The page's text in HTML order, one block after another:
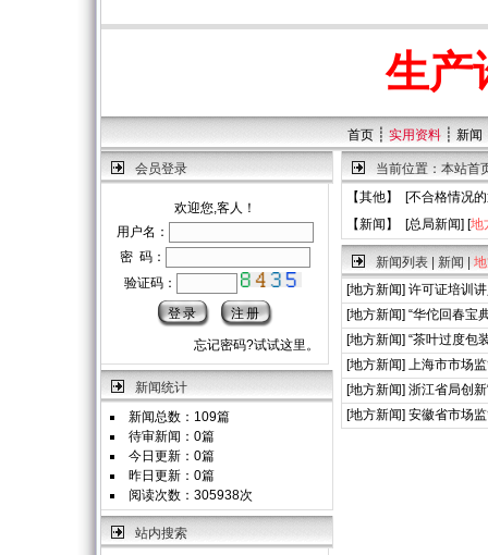
生产
首页 ┊ 实用资料 ┊ 新闻
会员登录
欢迎您,客人！
用户名：
密 码：
验证码：
忘记密码?试试这里。
新闻统计
新闻总数：109篇
待审新闻：0篇
今日更新：0篇
昨日更新：0篇
阅读次数：305938次
站内搜索
当前位置： 本站首
【其他】 [不合格情况
【新闻 】 [总局新闻] [地
新闻列表 | 新闻 |
[地方新闻] 许可证培训
[地方新闻] “华佗回春宝
[地方新闻] “茶叶过度包
[地方新闻] 上海市市场
[地方新闻] 浙江省局创
[地方新闻] 安徽省市场